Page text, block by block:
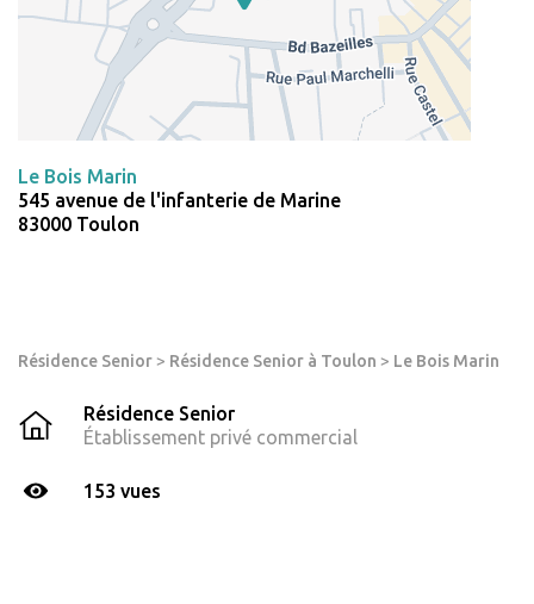
Résidence Senior > Résidence Senior à Toulon > Le Bois Marin
Résidence Senior
Établissement privé commercial
153 vues
Le Bois Marin
545 avenue de l'infanterie de Marine
83000 Toulon